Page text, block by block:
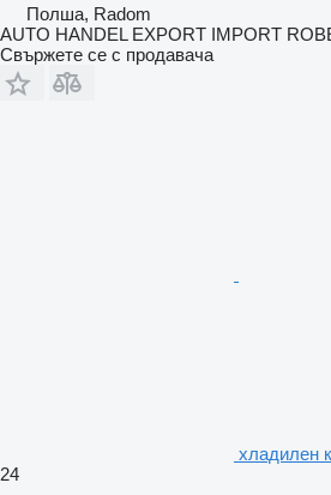
Полша, Radom
AUTO HANDEL EXPORT IMPORT
Свържете се с продавача
хладилен
24